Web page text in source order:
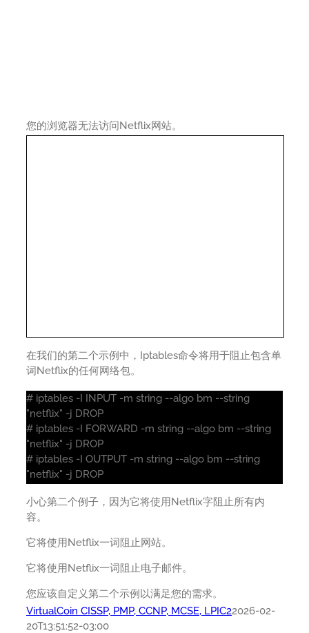
您的浏览器无法访问Netflix网站。
在我们的第二个示例中，Iptables命令将用于阻止包含单
词Netflix的任何网络包。
# iptables -I INPUT -m string --algo bm --string
"netflix" -j DROP
# iptables -I FORWARD -m string --algo bm --string
"netflix" -j DROP
# iptables -I OUTPUT -m string --algo bm --string
"netflix" -j DROP
小心第二个例子，因为它将使用Netflix字阻止所有内
容。
它将使用Netflix一词阻止网站。
它将使用Netflix一词阻止电子邮件。
您应该自定义第二个示例以满足您的需求。
VirtualCoin CISSP, PMP, CCNP, MCSE, LPIC22026-02-
20T13:51:52-03:00